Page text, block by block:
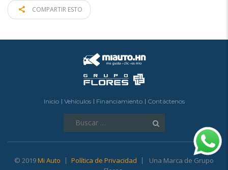
COMPARTIR ESTO
Inicio Vehículos Financiamiento Contáctenos
© 2019Mi Auto Política de Privacidad
Una Marca de Grupo